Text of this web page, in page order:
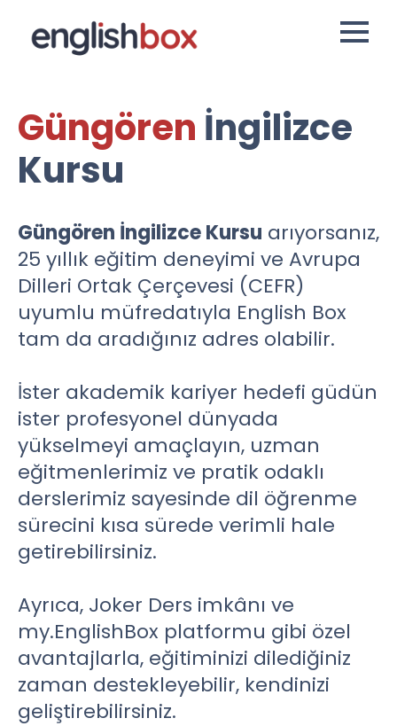
Güngören İngilizce
Kursu
Güngören İngilizce Kursu arıyorsanız,
25 yıllık eğitim deneyimi ve Avrupa
Dilleri Ortak Çerçevesi (CEFR)
uyumlu müfredatıyla English Box
tam da aradığınız adres olabilir.
İster akademik kariyer hedefi güdün
ister profesyonel dünyada
yükselmeyi amaçlayın, uzman
eğitmenlerimiz ve pratik odaklı
derslerimiz sayesinde dil öğrenme
sürecini kısa sürede verimli hale
getirebilirsiniz.
Ayrıca, Joker Ders imkânı ve
my.EnglishBox platformu gibi özel
avantajlarla, eğitiminizi dilediğiniz
zaman destekleyebilir, kendinizi
geliştirebilirsiniz.